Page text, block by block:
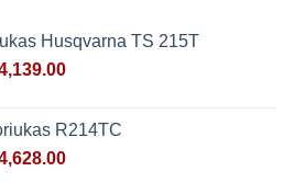
Husqvarna TS 215T
Current
€4,139.00.
R214TC
Current